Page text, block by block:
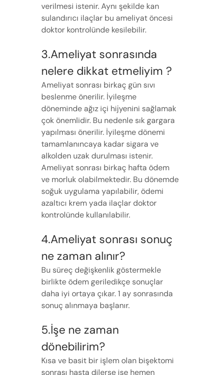
verilmesi istenir. Aynı şekilde kan
sulandırıcı ilaçlar bu ameliyat öncesi
doktor kontrolünde kesilebilir.
3.Ameliyat sonrasında
nelere dikkat etmeliyim ?
Ameliyat sonrası birkaç gün sıvı
beslenme önerilir. İyileşme
döneminde ağız içi hijyenini sağlamak
çok önemlidir. Bu nedenle sık gargara
yapılması önerilir. İyileşme dönemi
tamamlanıncaya kadar sigara ve
alkolden uzak durulması istenir.
Ameliyat sonrası birkaç hafta ödem
ve morluk olabilmektedir. Bu dönemde
soğuk uygulama yapılabilir, ödemi
azaltıcı krem yada ilaçlar doktor
kontrolünde kullanılabilir.
4.Ameliyat sonrası sonuç
ne zaman alınır?
Bu süreç değişkenlik göstermekle
birlikte ödem geriledikçe sonuçlar
daha iyi ortaya çıkar. 1 ay sonrasında
sonuç alınmaya başlanır.
5.İşe ne zaman
dönebilirim?
Kısa ve basit bir işlem olan bişektomi
sonrası hasta dilerse işe hemen